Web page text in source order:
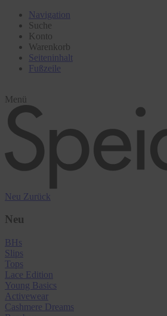
Navigation
Suche
Konto
Warenkorb
Seiteninhalt
Fußzeile
Menü
Neu Zurück
Neu
BHs
Slips
Tops
Lace Edition
Young Basics
Activewear
Cashmere Dreams